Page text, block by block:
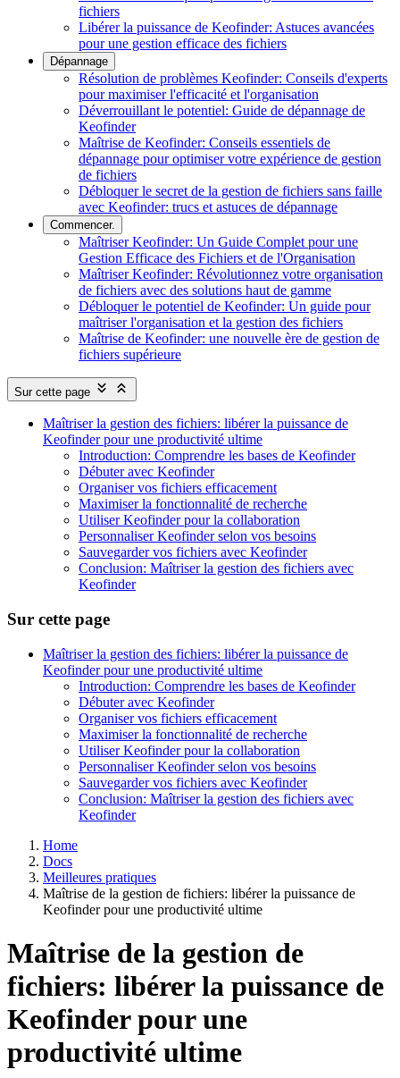
fichiers
Libérer la puissance de Keofinder: Astuces avancées
pour une gestion efficace des fichiers
Dépannage
Résolution de problèmes Keofinder: Conseils d'experts
pour maximiser l'efficacité et l'organisation
Déverrouillant le potentiel: Guide de dépannage de
Keofinder
Maîtrise de Keofinder: Conseils essentiels de
dépannage pour optimiser votre expérience de gestion
de fichiers
Débloquer le secret de la gestion de fichiers sans faille
avec Keofinder: trucs et astuces de dépannage
Commencer.
Maîtriser Keofinder: Un Guide Complet pour une
Gestion Efficace des Fichiers et de l'Organisation
Maîtriser Keofinder: Révolutionnez votre organisation
de fichiers avec des solutions haut de gamme
Débloquer le potentiel de Keofinder: Un guide pour
maîtriser l'organisation et la gestion des fichiers
Maîtrise de Keofinder: une nouvelle ère de gestion de
fichiers supérieure
Sur cette page
Maîtriser la gestion des fichiers: libérer la puissance de
Keofinder pour une productivité ultime
Introduction: Comprendre les bases de Keofinder
Débuter avec Keofinder
Organiser vos fichiers efficacement
Maximiser la fonctionnalité de recherche
Utiliser Keofinder pour la collaboration
Personnaliser Keofinder selon vos besoins
Sauvegarder vos fichiers avec Keofinder
Conclusion: Maîtriser la gestion des fichiers avec
Keofinder
Sur cette page
Maîtriser la gestion des fichiers: libérer la puissance de
Keofinder pour une productivité ultime
Introduction: Comprendre les bases de Keofinder
Débuter avec Keofinder
Organiser vos fichiers efficacement
Maximiser la fonctionnalité de recherche
Utiliser Keofinder pour la collaboration
Personnaliser Keofinder selon vos besoins
Sauvegarder vos fichiers avec Keofinder
Conclusion: Maîtriser la gestion des fichiers avec
Keofinder
Home
Docs
Meilleures pratiques
Maîtrise de la gestion de fichiers: libérer la puissance de
Keofinder pour une productivité ultime
Maîtrise de la gestion de
fichiers: libérer la puissance de
Keofinder pour une
productivité ultime